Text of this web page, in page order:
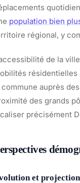
population bien
régional, y
de la
commune auprès
des grands
précisément
et